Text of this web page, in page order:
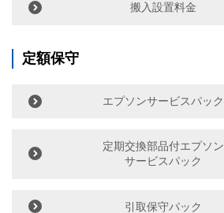
搬入設置料金
定額保守
エプソンサービスパック
定期交換部品付エプソン
サービスパック
引取保守パック